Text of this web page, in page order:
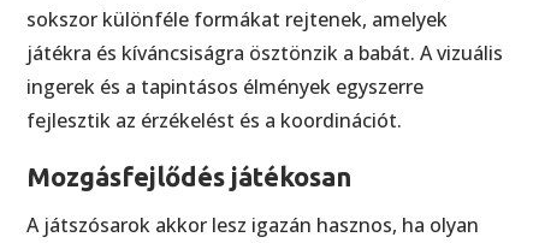
sokszor különféle formákat rejtenek, amelyek
játékra és kíváncsiságra ösztönzik a babát. A vizuális
ingerek és a tapintásos élmények egyszerre
fejlesztik az érzékelést és a koordinációt.
Mozgásfejlődés játékosan
A játszósarok akkor lesz igazán hasznos, ha olyan